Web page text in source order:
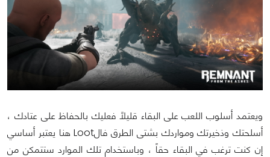
ويعتمد أسلوب اللعب على البقاء قليلاً فعليك بالحفاظ على عتادك ،
أسلحتك وذخيرتك ومواردك بشتى الطرق فالLoot هنا يعتبر أساسي
إن كنت ترغب في البقاء حقاً ، وباستخدام تلك الموارد ستتمكن من